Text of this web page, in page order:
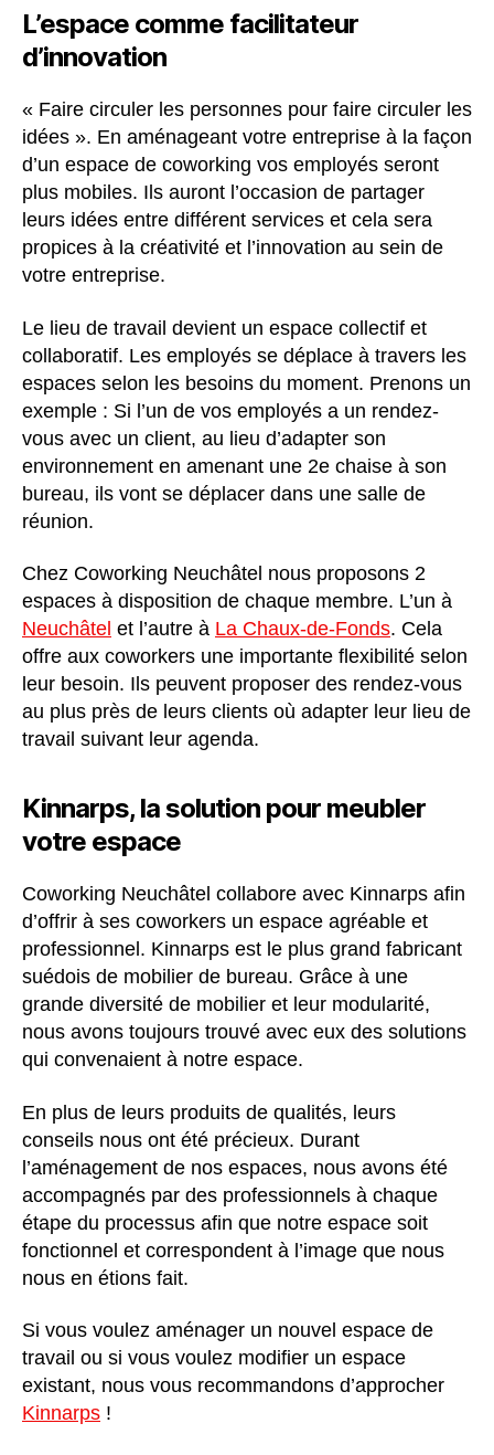
L’espace comme facilitateur
d’innovation
« Faire circuler les personnes pour faire circuler les
idées ». En aménageant votre entreprise à la façon
d’un espace de coworking vos employés seront
plus mobiles. Ils auront l’occasion de partager
leurs idées entre différent services et cela sera
propices à la créativité et l’innovation au sein de
votre entreprise.
Le lieu de travail devient un espace collectif et
collaboratif. Les employés se déplace à travers les
espaces selon les besoins du moment. Prenons un
exemple : Si l’un de vos employés a un rendez-
vous avec un client, au lieu d’adapter son
environnement en amenant une 2e chaise à son
bureau, ils vont se déplacer dans une salle de
réunion.
Chez Coworking Neuchâtel nous proposons 2
espaces à disposition de chaque membre. L’un à
Neuchâtel et l’autre à La Chaux-de-Fonds. Cela
offre aux coworkers une importante flexibilité selon
leur besoin. Ils peuvent proposer des rendez-vous
au plus près de leurs clients où adapter leur lieu de
travail suivant leur agenda.
Kinnarps, la solution pour meubler
votre espace
Coworking Neuchâtel collabore avec Kinnarps afin
d’offrir à ses coworkers un espace agréable et
professionnel. Kinnarps est le plus grand fabricant
suédois de mobilier de bureau. Grâce à une
grande diversité de mobilier et leur modularité,
nous avons toujours trouvé avec eux des solutions
qui convenaient à notre espace.
En plus de leurs produits de qualités, leurs
conseils nous ont été précieux. Durant
l’aménagement de nos espaces, nous avons été
accompagnés par des professionnels à chaque
étape du processus afin que notre espace soit
fonctionnel et correspondent à l’image que nous
nous en étions fait.
Si vous voulez aménager un nouvel espace de
travail ou si vous voulez modifier un espace
existant, nous vous recommandons d’approcher
Kinnarps !